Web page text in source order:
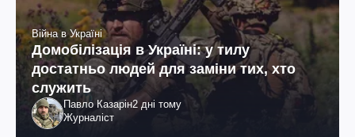
Війна в Україні
Домобілізація в Україні: у тилу
достатньо людей для заміни тих, хто
служить
Павло Казарін2 дні тому
Журналіст